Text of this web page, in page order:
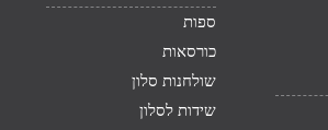
ספות
כורסאות
שולחנות סלון
שידות לסלון